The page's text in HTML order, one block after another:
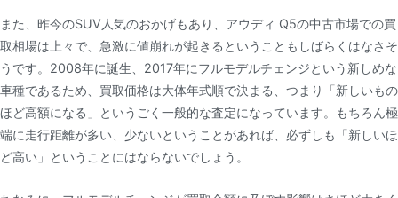
また、昨今のSUV人気のおかげもあり、アウディ Q5の中古市場での買
取相場は上々で、急激に値崩れが起きるということもしばらくはなさそ
うです。2008年に誕生、2017年にフルモデルチェンジという新しめな
車種であるため、買取価格は大体年式順で決まる、つまり「新しいもの
ほど高額になる」というごく一般的な査定になっています。もちろん極
端に走行距離が多い、少ないということがあれば、必ずしも「新しいほ
ど高い」ということにはならないでしょう。